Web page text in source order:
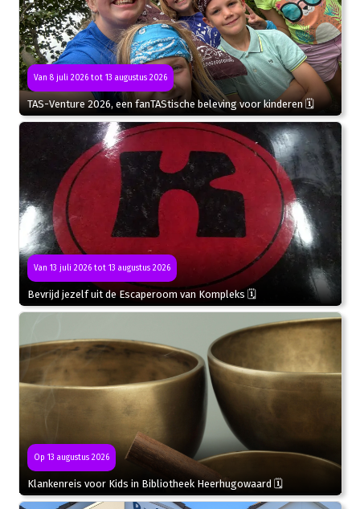
Van 8 juli 2026 tot 13 augustus 2026
TAS-Venture 2026, een fanTAStische beleving voor kinderen 🗓
Van 13 juli 2026 tot 13 augustus 2026
Bevrijd jezelf uit de Escaperoom van Kompleks 🗓
Op 13 augustus 2026
Klankenreis voor Kids in Bibliotheek Heerhugowaard 🗓